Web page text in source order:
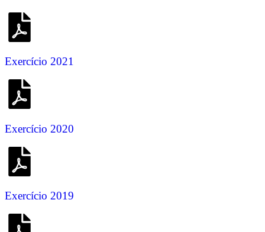
Exercício 2021
Exercício 2020
Exercício 2019